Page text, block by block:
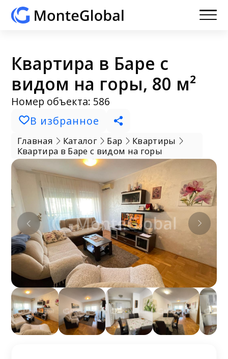
Квартира в Баре с
видом на горы, 80 м²
Номер объекта: 586
В избранное
Главная Каталог Бар
Квартиры
Квартира в Баре с видом на горы